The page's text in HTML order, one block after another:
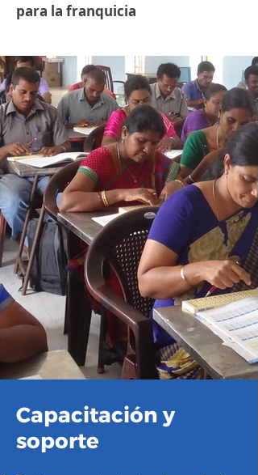
para la franquicia
Capacitación y
soporte